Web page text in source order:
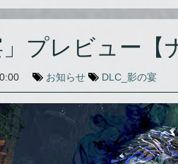
」プレビュー【
お知らせ DLC_影の宴